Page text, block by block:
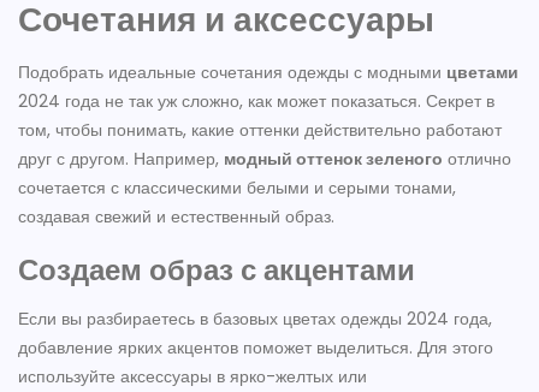
Сочетания и аксессуары
Подобрать идеальные сочетания одежды с модными цветами
2024 года не так уж сложно, как может показаться. Секрет в
том, чтобы понимать, какие оттенки действительно работают
друг с другом. Например, модный оттенок зеленого отлично
сочетается с классическими белыми и серыми тонами,
создавая свежий и естественный образ.
Создаем образ с акцентами
Если вы разбираетесь в базовых цветах одежды 2024 года,
добавление ярких акцентов поможет выделиться. Для этого
используйте аксессуары в ярко-желтых или